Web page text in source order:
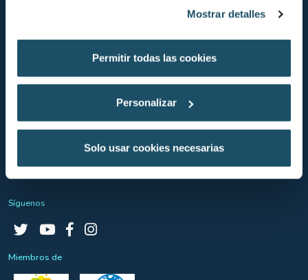
Mostrar detalles
Permitir todas las cookies
Personalizar
Solo usar cookies necesarias
Condiciones generales de venta
Sistema Interno de Información
Bases legales sorteo Sant Jordi
Síguenos
Miembros de